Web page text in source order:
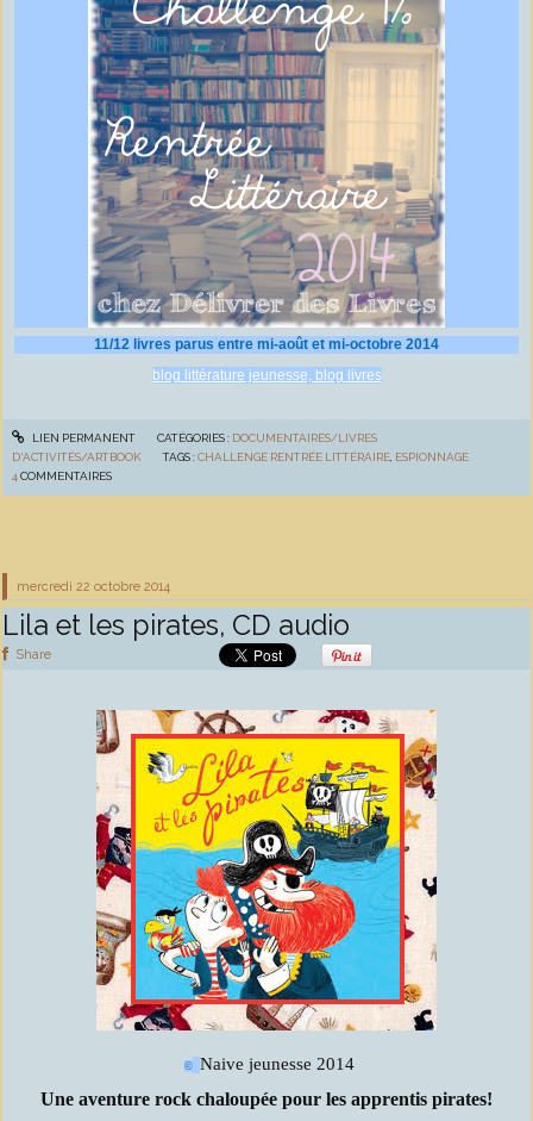
11/12 livres parus entre mi-août et mi-octobre 2014
blog littérature jeunesse, blog livres
LIEN PERMANENT CATÉGORIES : DOCUMENTAIRES/LIVRES
D'ACTIVITÉS/ARTBOOK
TAGS :CHALLENGE RENTRÉE LITTÉRAIRE ESPIONNAGE
4 COMMENTAIRES
mercredi 22 octobre 2014
Lila et les pirates, CD audio
Share
© Naive jeunesse 2014
Une aventure rock chaloupée pour les apprentis pirates!